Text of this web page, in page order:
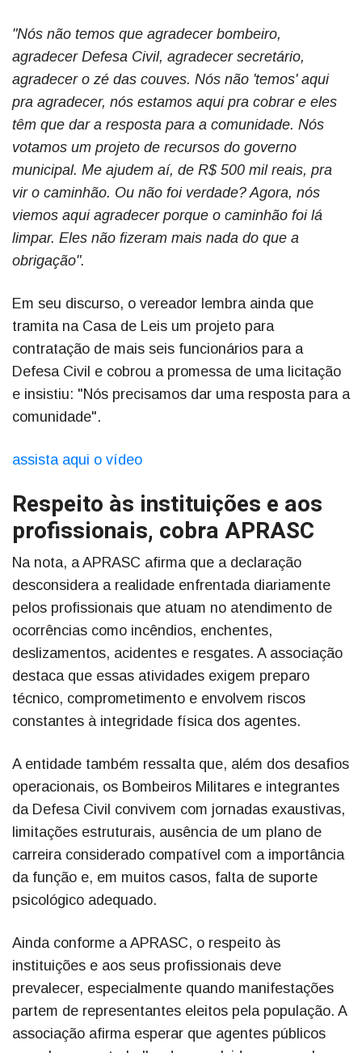
"Nós não temos que agradecer bombeiro,
agradecer Defesa Civil, agradecer secretário,
agradecer o zé das couves. Nós não 'temos' aqui
pra agradecer, nós estamos aqui pra cobrar e eles
têm que dar a resposta para a comunidade. Nós
votamos um projeto de recursos do governo
municipal. Me ajudem aí, de R$ 500 mil reais, pra
vir o caminhão. Ou não foi verdade? Agora, nós
viemos aqui agradecer porque o caminhão foi lá
limpar. Eles não fizeram mais nada do que a
obrigação".
Em seu discurso, o vereador lembra ainda que
tramita na Casa de Leis um projeto para
contratação de mais seis funcionários para a
Defesa Civil e cobrou a promessa de uma licitação
e insistiu: "Nós precisamos dar uma resposta para a
comunidade".
assista aqui o vídeo
Respeito às instituições e aos
profissionais, cobra APRASC
Na nota, a APRASC afirma que a declaração
desconsidera a realidade enfrentada diariamente
pelos profissionais que atuam no atendimento de
ocorrências como incêndios, enchentes,
deslizamentos, acidentes e resgates. A associação
destaca que essas atividades exigem preparo
técnico, comprometimento e envolvem riscos
constantes à integridade física dos agentes.
A entidade também ressalta que, além dos desafios
operacionais, os Bombeiros Militares e integrantes
da Defesa Civil convivem com jornadas exaustivas,
limitações estruturais, ausência de um plano de
carreira considerado compatível com a importância
da função e, em muitos casos, falta de suporte
psicológico adequado.
Ainda conforme a APRASC, o respeito às
instituições e aos seus profissionais deve
prevalecer, especialmente quando manifestações
partem de representantes eleitos pela população. A
associação afirma esperar que agentes públicos